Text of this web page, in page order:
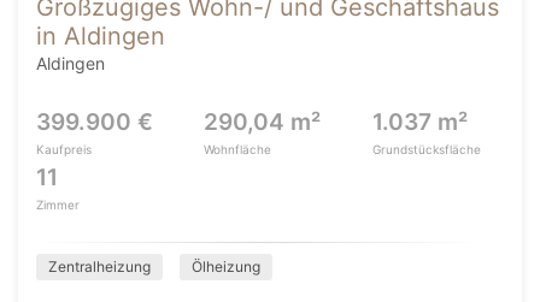
Großzügiges Wohn-/ und Geschäftshaus
in Aldingen
Aldingen
399.900 €
Kaufpreis
290,04 m²
Wohnfläche
1.037 m²
Grundstücksfläche
11
Zimmer
Zentralheizung Ölheizung